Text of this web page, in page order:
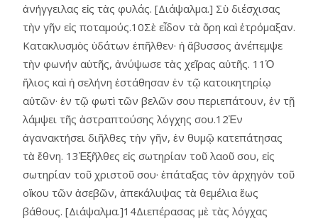
ἀνήγγειλας εἰς τὰς φυλάς. [Διάψαλμα.] Σὺ διέσχισας
τὴν γῆν εἰς ποταμούς.10Σὲ εἶδον τὰ ὄρη καὶ ἐτρόμαξαν.
Κατακλυσμὸς ὑδάτων ἐπῆλθεν· ἡ ἄβυσσος ἀνέπεμψε
τὴν φωνήν αὑτῆς, ἀνύψωσε τὰς χεῖρας αὑτῆς. 11Ὁ
ἥλιος καὶ ἡ σελήνη ἐστάθησαν ἐν τῷ κατοικητηρίῳ
αὑτῶν· ἐν τῷ φωτὶ τῶν βελῶν σου περιεπάτουν, ἐν τῇ
λάμψει τῆς ἀστραπτούσης λόγχης σου.12Ἐν
ἀγανακτήσει διῆλθες τὴν γῆν, ἐν θυμῷ κατεπάτησας
τὰ ἔθνη. 13Ἐξῆλθες εἰς σωτηρίαν τοῦ λαοῦ σου, εἰς
σωτηρίαν τοῦ χριστοῦ σου· ἐπάταξας τὸν ἀρχηγὸν τοῦ
οἴκου τῶν ἀσεβῶν, ἀπεκάλυψας τὰ θεμέλια ἕως
βάθους. [Διάψαλμα.]14Διεπέρασας μὲ τὰς λόγχας